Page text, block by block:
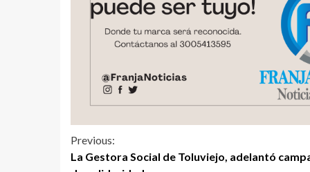
Previous:
La Gestora Social de Toluviejo, adelantó